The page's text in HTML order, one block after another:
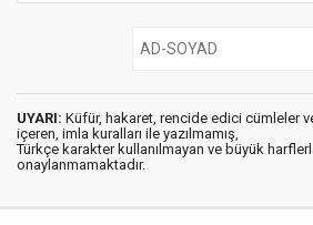
UYARI: Küfür, hakaret, rencide edici cümleler
içeren, imla kuralları ile yazılmamış,
Türkçe karakter kullanılmayan ve büyük
onaylanmamaktadır.